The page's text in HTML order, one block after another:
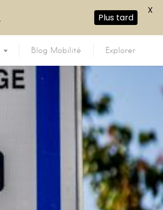
Blog Mobilité Explorer
Plus tard
X